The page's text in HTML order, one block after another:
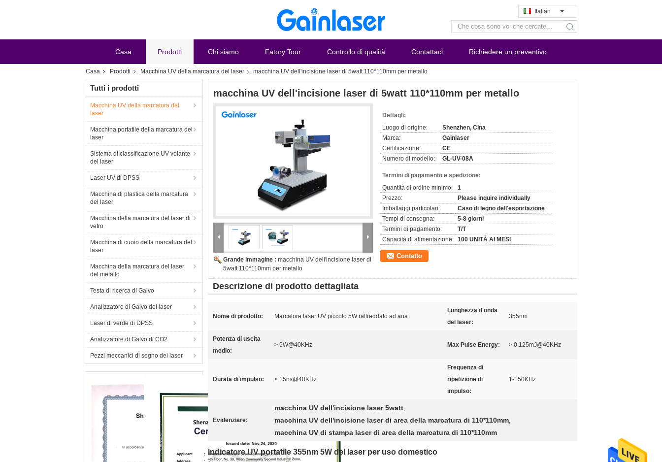
Italian
search
Casa Prodotti Chi siamo Fatory Tour Controllo di qualità Contattaci Richiedere un preventivo
Casa Prodotti Macchina UV della marcatura del laser macchina UV dell'incisione laser di 5watt 110*110mm per metallo
Tutti i prodotti
Macchina UV della marcatura del
laser
Macchina portatile della marcatura del
laser
Sistema di classificazione UV volante
del laser
Laser UV di DPSS
Macchina di plastica della marcatura
del laser
Macchina della marcatura del laser di
vetro
Macchina di cuoio della marcatura del
laser
Macchina della marcatura del laser
del metallo
Testa di ricerca di Galvo
Analizzatore di Galvo del laser
Laser di verde di DPSS
Analizzatore di Galvo di CO2
Pezzi meccanici di segno del laser
macchina UV dell'incisione laser di 5watt 110*110mm per metallo
Grande immagine : macchina UV dell'incisione laser di
5watt 110*110mm per metallo
Dettagli:
Luogo di origine:
Shenzhen, Cina
Marca:
Gainlaser
Certificazione:
CE
Numero di modello:
GL-UV-08A
Termini di pagamento e spedizione:
Quantità di ordine minimo:
1
Prezzo:
Please inquire individually
Imballaggi particolari:
Caso di legno dell'esportazione
Tempi di consegna:
5-8 giorni
Termini di pagamento:
T/T
Capacità di alimentazione: 100 UNITÀ AI MESI
Contatto
Descrizione di prodotto dettagliata
Nome di prodotto: Marcatore laser UV piccolo 5W raffreddato ad aria
Lunghezza d'onda
del laser:
355nm
Potenza di uscita
medio:
> 5W@40KHz Max Pulse Energy: > 0.125mJ@40KHz
Durata di impulso: ≤ 15ns@40KHz
Frequenza di
ripetizione di
impulso:
1-150KHz
Evidenziare:
macchina UV dell'incisione laser 5watt,
macchina UV dell'incisione laser di area della marcatura di 110*110mm,
macchina UV di stampa laser di area della marcatura di 110*110mm
Indicatore UV portatile 355nm 5W del laser per uso domestico